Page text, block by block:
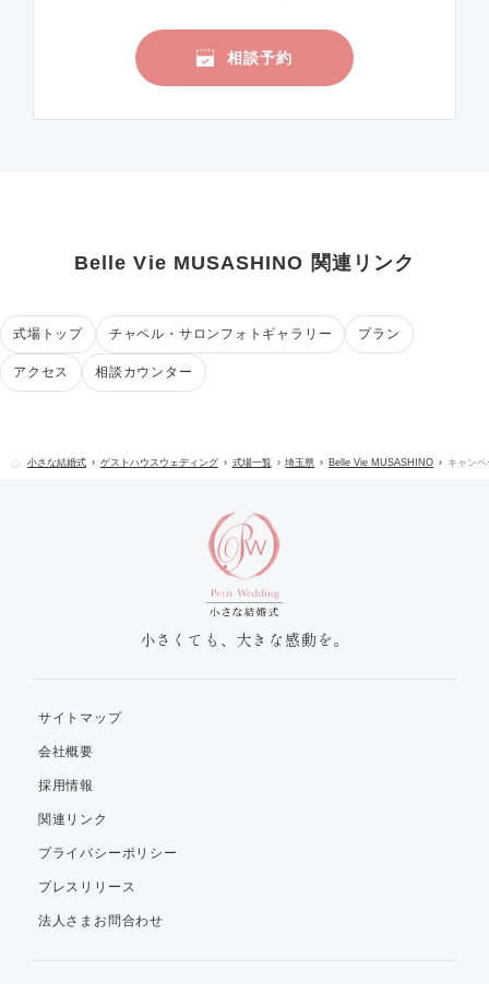
相談予約
Belle Vie MUSASHINO 関連リンク
式場トップ チャペル・サロンフォトギャラリー プラン
アクセス 相談カウンター
小さな結婚式 ゲストハウスウェディング 式場一覧 埼玉県 Belle Vie MUSASHINO キャン
小さくても、大きな感動を。
サイトマップ
会社概要
採用情報
関連リンク
プライバシーポリシー
プレスリリース
法人さまお問合わせ